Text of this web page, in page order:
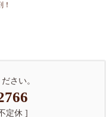
さい。
定休 ]